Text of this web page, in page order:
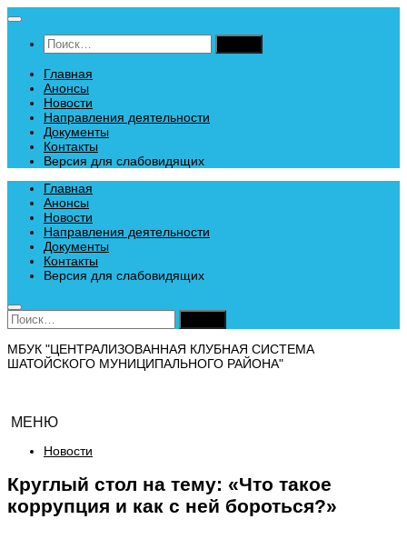
Перейти
содержимому
Найти:
Главная
Анонсы
Новости
Направления деятельности
Документы
Контакты
Версия для слабовидящих
Главная
Анонсы
Новости
Направления деятельности
Документы
Контакты
Версия для слабовидящих
Найти:
МБУК "ЦЕНТРАЛИЗОВАННАЯ КЛУБНАЯ СИСТЕМА
ШАТОЙСКОГО МУНИЦИПАЛЬНОГО РАЙОНА"
МЕНЮ
Новости
Круглый стол на тему: «Что такое
коррупция и как с ней бороться?»